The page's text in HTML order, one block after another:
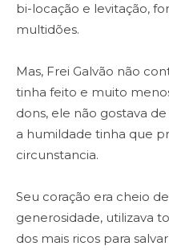
bi-locação e levitação,
multidões.
Mas, Frei Galvão não
tinha feito e muito
dons, ele não gostava
a humildade tinha que
circunstancia.
Seu coração era cheio
generosidade, utilizava
dos mais ricos para